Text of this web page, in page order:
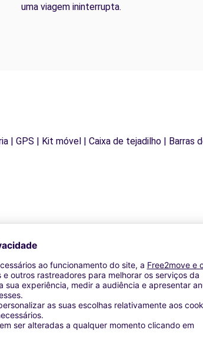
uma viagem ininterrupta.
| GPS | Kit móvel | Caixa de tejadilho | Barras
similares